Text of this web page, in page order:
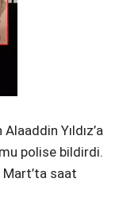
Yıldız’a
polise bildirdi.
Mart’ta saat